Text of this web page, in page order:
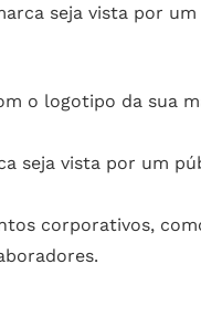
seja vista por
o logotipo da sua
seja vista por um
corporativos,